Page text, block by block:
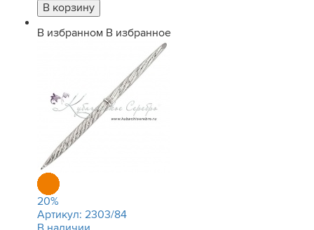
В избранном В избранное
20%
Артикул: 2303/84